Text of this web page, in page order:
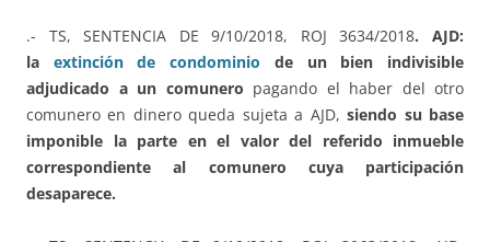
.- TS, SENTENCIA DE 9/10/2018, ROJ 3634/2018. AJD:
la extinción de condominio de un bien indivisible
adjudicado a un comunero pagando el haber del otro
comunero en dinero queda sujeta a AJD,siendo su base
imponible la parte en el valor del referido inmueble
correspondiente al comunero cuya participación
desaparece.